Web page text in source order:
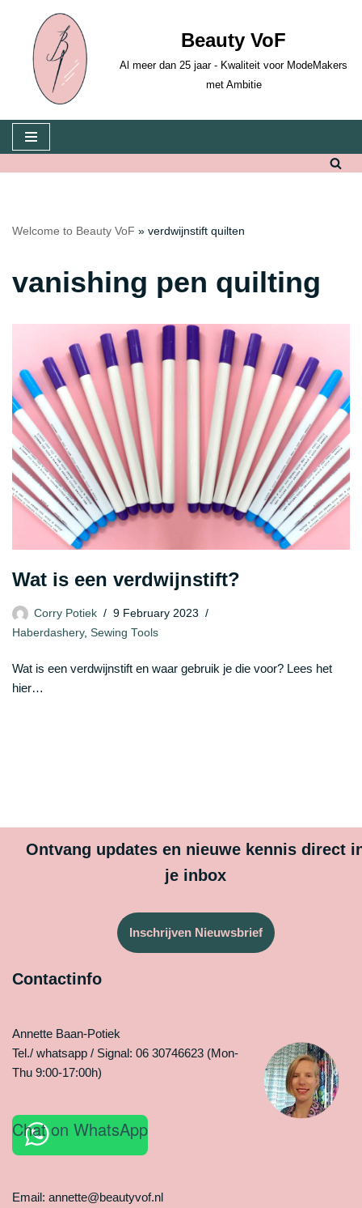
Skip
content
Beauty VoF
Al meer dan 25 jaar - Kwaliteit voor ModeMakers
met Ambitie
Welcome to Beauty VoF » verdwijnstift quilten
vanishing pen quilting
Wat is een verdwijnstift?
Corry Potiek
9 February 2023
Haberdashery, Sewing Tools
Wat is een verdwijnstift en waar gebruik je die voor? Lees het
hier…
Ontvang updates en nieuwe kennis direct
je inbox
Inschrijven Nieuwsbrief
Contactinfo
Annette Baan-Potiek
Tel./ whatsapp / Signal: 06 30746623 (Mon-
Thu 9:00-17:00h)
Chat on WhatsApp
Email: annette@beautyvof.nl